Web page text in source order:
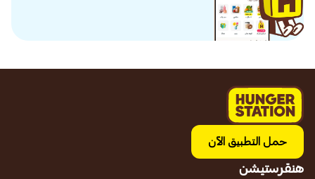
حمل التطبيق الآن
هنقرستيشن